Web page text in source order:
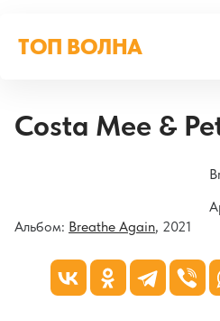
ТОП ВОЛНА
Costa Mee &
Альбом: Breathe Again, 2021